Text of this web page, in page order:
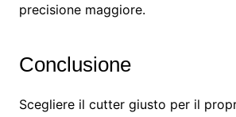
precisione maggiore.
Conclusione
Scegliere il cutter giusto per il